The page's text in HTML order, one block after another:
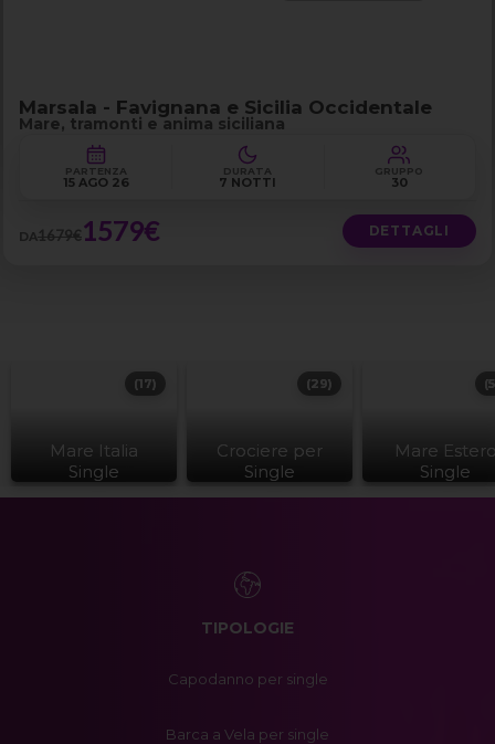
Marsala - Favignana e Sicilia Occidentale
Mare, tramonti e anima siciliana
PARTENZA
15 AGO 26
DURATA
7 NOTTI
GRUPPO
30
DA1679€1579€ DETTAGLI
Mare Italia
Single
(17)
Crociere per
Single
(29)
Mare
Single
TIPOLOGIE
Capodanno per single
Barca a Vela per single